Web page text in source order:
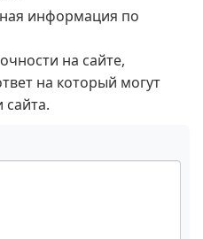
информация по
на сайте,
на который могут
сайта.